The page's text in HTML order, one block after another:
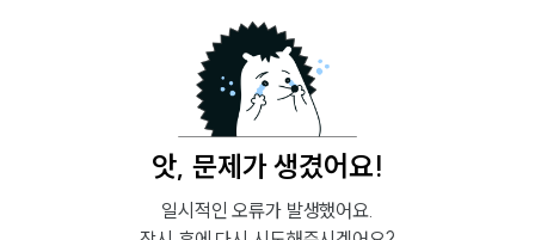
앗, 문제가 생겼어요!
일시적인 오류가 발생했어요.